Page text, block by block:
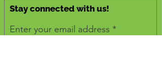
Stay connected with us!
Enter your email address